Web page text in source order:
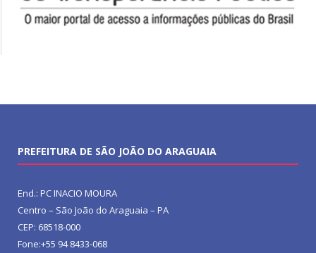
PREFEITURA DE SÃO JOÃO DO ARAGUAIA
End.: PC INACIO MOURA
Centro – São João do Araguaia – PA
CEP: 68518-000
Fone:+55 94 8433-068